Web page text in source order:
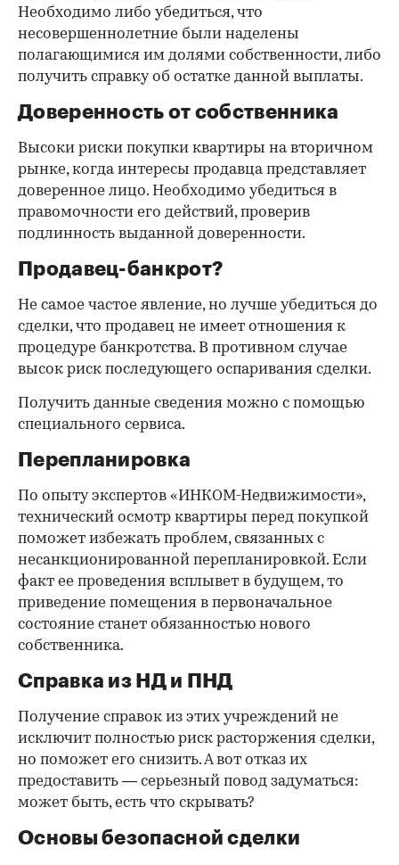
Необходимо либо убедиться, что
несовершеннолетние были наделены
полагающимися им долями собственности, либо
получить справку об остатке данной выплаты.
Доверенность от собственника
Высоки риски покупки квартиры на вторичном
рынке, когда интересы продавца представляет
доверенное лицо. Необходимо убедиться в
правомочности его действий, проверив
подлинность выданной доверенности.
Продавец-банкрот?
Не самое частое явление, но лучше убедиться до
сделки, что продавец не имеет отношения к
процедуре банкротства. В противном случае
высок риск последующего оспаривания сделки.
Получить данные сведения можно с помощью
специального сервиса.
Перепланировка
По опыту экспертов «ИНКОМ-Недвижимости»,
технический осмотр квартиры перед покупкой
поможет избежать проблем, связанных с
несанкционированной перепланировкой. Если
факт ее проведения всплывет в будущем, то
приведение помещения в первоначальное
состояние станет обязанностью нового
собственника.
Справка из НД и ПНД
Получение справок из этих учреждений не
исключит полностью риск расторжения сделки,
но поможет его снизить. А вот отказ их
предоставить — серьезный повод задуматься:
может быть, есть что скрывать?
Основы безопасной сделки